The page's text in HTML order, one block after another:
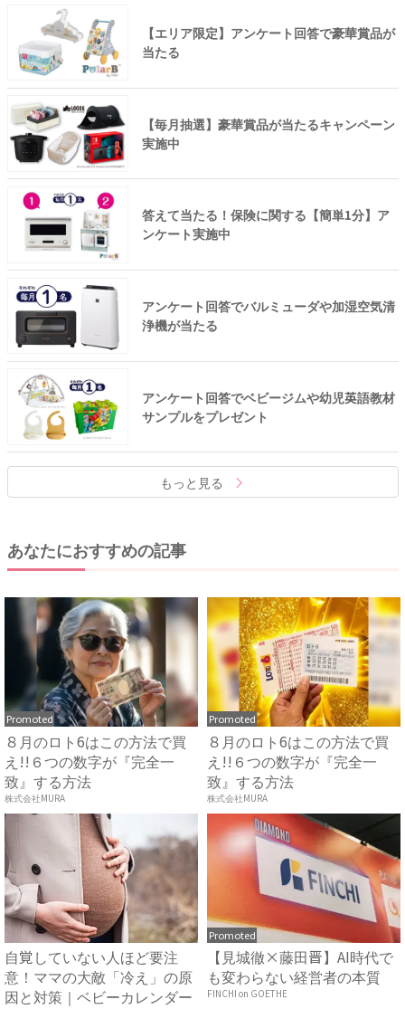
【エリア限定】アンケート回答で豪華賞品が
当たる
【毎月抽選】豪華賞品が当たるキャンペーン
実施中
答えて当たる！保険に関する【簡単1分】ア
ンケート実施中
アンケート回答でバルミューダや加湿空気清
浄機が当たる
アンケート回答でベビージムや幼児英語教材
サンプルをプレゼント
もっと見る
あなたにおすすめの記事
Promoted
８月のロト6はこの方法で買
え!!６つの数字が『完全一
致』する方法
株式会社MURA
Promoted
８月のロト6はこの方法で買
え!!６つの数字が『完全一
致』する方法
株式会社MURA
自覚していない人ほど要注
意！ママの大敵「冷え」の原
因と対策｜ベビーカレンダー
Promoted
【見城徹×藤田晋】AI時代で
も変わらない経営者の本質
FINCHI on GOETHE